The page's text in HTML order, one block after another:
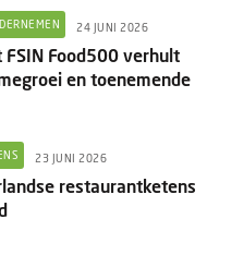
24 JUNI 2026
FSIN Food500 verhult
en toenemende
23 JUNI 2026
restaurantketens